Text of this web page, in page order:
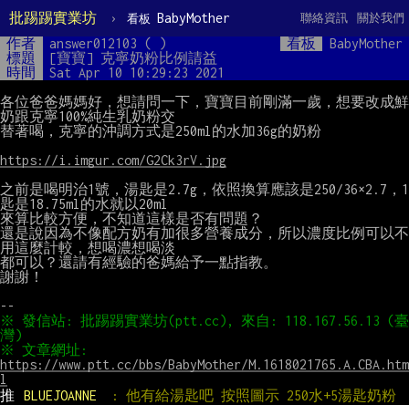
批踢踢實業坊 › 看板 BabyMother 關於我們
聯絡資訊
作者 answer012103 ( ) 看板
BabyMother
標題
[寶寶] 克寧奶粉比例請益
時間
Sat Apr 10 10:29:23 2021
各位爸爸媽媽好，想請問一下，寶寶目前剛滿一歲，想要改成鮮
奶跟克寧100%純生乳奶粉交
替著喝，克寧的沖調方式是250ml的水加36g的奶粉
https://i.imgur.com/G2Ck3rV.jpg
之前是喝明治1號，湯匙是2.7g，依照換算應該是250/36×2.7，1
匙是18.75ml的水就以20ml
來算比較方便，不知道這樣是否有問題？
還是說因為不像配方奶有加很多營養成分，所以濃度比例可以不
用這麼計較，想喝濃想喝淡
都可以？還請有經驗的爸媽給予一點指教。
謝謝！
※ 發信站: 批踢踢實業坊(ptt.cc), 來自: 118.167.56.13 (臺
https://www.ptt.cc/bbs/BabyMother/M.1618021765.A.CBA.htm
l
推
BLUEJOANNE
: 他有給湯匙吧 按照圖示 250水+5湯匙奶粉